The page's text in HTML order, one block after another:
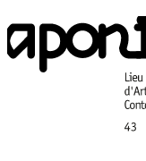
au
contenu
principal